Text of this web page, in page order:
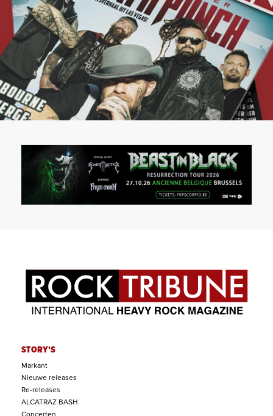
STORY'S
Markant
Nieuwe releases
Re-releases
ALCATRAZ BASH
Concerten